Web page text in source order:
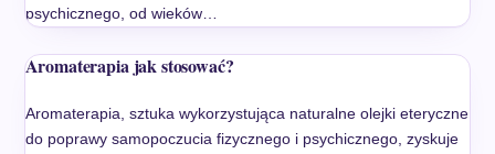
psychicznego, od wieków…
Aromaterapia jak stosować?
Aromaterapia, sztuka wykorzystująca naturalne olejki eteryczne
do poprawy samopoczucia fizycznego i psychicznego, zyskuje